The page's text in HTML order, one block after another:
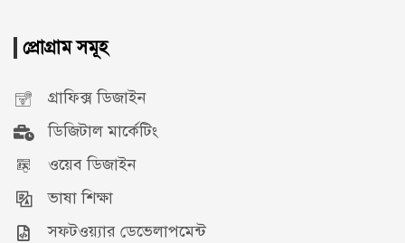
প্রোগ্রাম সমূহ
গ্রাফিক্স ডিজাইন
ডিজিটাল মার্কেটিং
ওয়েব ডিজাইন
ভাষা শিক্ষা
সফটওয়্যার ডেভেলাপমেন্ট